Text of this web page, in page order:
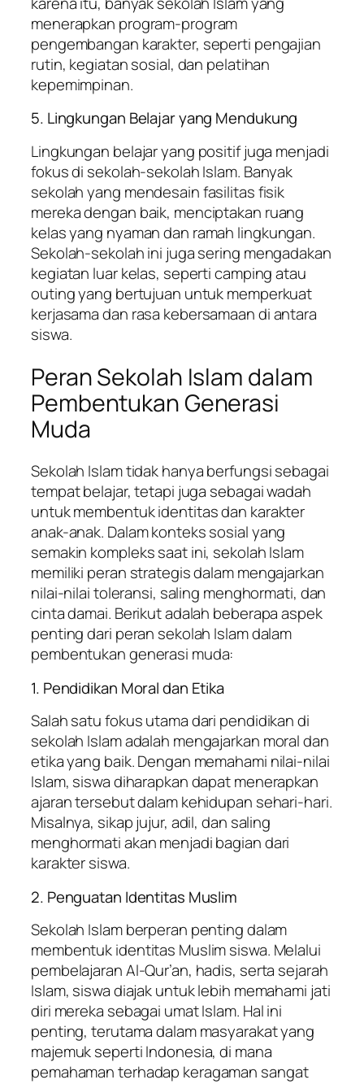
menerapkan program-program
pengembangan karakter, seperti pengajian
rutin, kegiatan sosial, dan pelatihan
kepemimpinan.
5. Lingkungan Belajar yang Mendukung
Lingkungan belajar yang positif juga menjadi
fokus di sekolah-sekolah Islam. Banyak
sekolah yang mendesain fasilitas fisik
mereka dengan baik, menciptakan ruang
kelas yang nyaman dan ramah lingkungan.
Sekolah-sekolah ini juga sering mengadakan
kegiatan luar kelas, seperti camping atau
outing yang bertujuan untuk memperkuat
kerjasama dan rasa kebersamaan di antara
siswa.
Peran Sekolah Islam dalam
Pembentukan Generasi
Muda
Sekolah Islam tidak hanya berfungsi sebagai
tempat belajar, tetapi juga sebagai wadah
untuk membentuk identitas dan karakter
anak-anak. Dalam konteks sosial yang
semakin kompleks saat ini, sekolah Islam
memiliki peran strategis dalam mengajarkan
nilai-nilai toleransi, saling menghormati, dan
cinta damai. Berikut adalah beberapa aspek
penting dari peran sekolah Islam dalam
pembentukan generasi muda:
1. Pendidikan Moral dan Etika
Salah satu fokus utama dari pendidikan di
sekolah Islam adalah mengajarkan moral dan
etika yang baik. Dengan memahami nilai-nilai
Islam, siswa diharapkan dapat menerapkan
ajaran tersebut dalam kehidupan sehari-hari.
Misalnya, sikap jujur, adil, dan saling
menghormati akan menjadi bagian dari
karakter siswa.
2. Penguatan Identitas Muslim
Sekolah Islam berperan penting dalam
membentuk identitas Muslim siswa. Melalui
pembelajaran Al-Qur’an, hadis, serta sejarah
Islam, siswa diajak untuk lebih memahami jati
diri mereka sebagai umat Islam. Hal ini
penting, terutama dalam masyarakat yang
majemuk seperti Indonesia, di mana
pemahaman terhadap keragaman sangat